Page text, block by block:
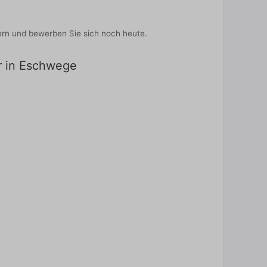
und bewerben Sie sich noch heute.
Eschwege